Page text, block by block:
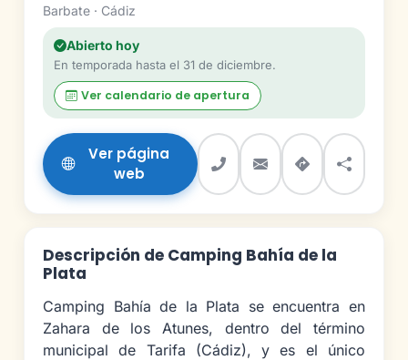
Barbate · Cádiz
Abierto hoy
En temporada hasta el 31 de diciembre.
Ver calendario de apertura
Ver página
web
Descripción de Camping Bahía de la
Plata
Camping Bahía de la Plata se encuentra en
Zahara de los Atunes, dentro del término
municipal de Tarifa (Cádiz), y es el único